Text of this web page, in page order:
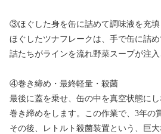
③ほぐした身を缶に詰めて調味液を充填
ほぐしたツナフレークは、手で缶に詰
詰たちがラインを流れ野菜スープが注入
④巻き締め・最終軽量・殺菌
最後に蓋を乗せ、缶の中を真空状態に
巻き締めをします。この作業で、3年の
その後、レトルト殺菌装置という、巨